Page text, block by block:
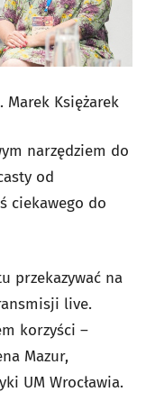
Księżarek
narzędziem do
od
ciekawego do
przekazywać na
live.
korzyści –
Mazur,
UM Wrocławia.